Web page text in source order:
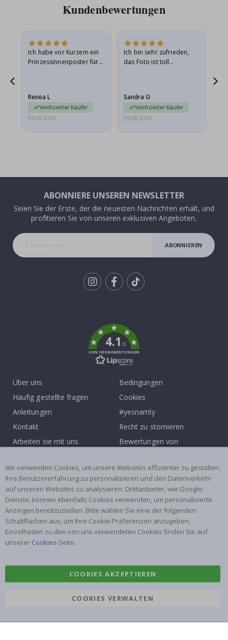
Kundenbewertungen
Ich habe vor Kurzem ein
Prinzessinnenposter für
beschädigt…
Renea L
Verifizierter Käufer
05.08.2026
Ich bin sehr zufrieden,
das Foto ist toll
außerdem…
Sandra G
Verifizierter Käufer
05.08.2026
ABONNIERE UNSEREN NEWSLETTER
Seien Sie der Erste, der die neuesten Nachrichten erhält, und
profitieren Sie von unseren exklusiven Angeboten.
ABONNIEREN
4.1/5
VON 1019 BEWERTUNGEN
Über uns
Häufig gestellte fragen
Anleitungen
Kontakt
Arbeiten sie mit uns
Inspiration
Bedingungen
Cookies
#yesnamly
Recht zu stornieren
Bewertungen von
Beliebte Kategorien
Namensaufkleber
Wandtattoos
Fliesenaufkleber
Poster
Aufkleber
Wir verwenden Cookies, um unsere Websites effizienter zu gestalten,
Ihre Benutzererfahrung zu personalisieren und den Datenverkehr
auf unseren Websites zu analysieren. Drittanbieter, wie Google-
Dienste, können ebenfalls Cookies verwenden, um personalisierte
Anzeigen bereitzustellen. Bitte wählen Sie eine der folgenden
Schaltflächen aus, um Ihre Cookie-Präferenzen anzugeben.
Einzelheiten zu den von uns verwendeten Cookies finden Sie auf
unserer Cookies-Seite.
COOKIES AKZEPTIEREN
COOKIES VERWALTEN